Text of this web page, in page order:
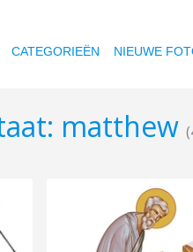
CATEGORIEËN NIEUWE
matthew